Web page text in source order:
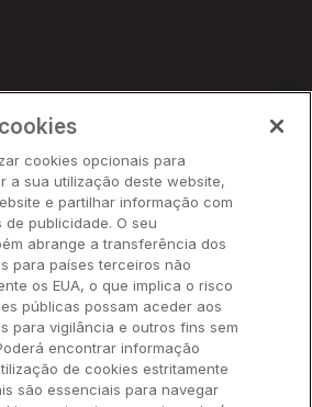
cookies opcionais para
a sua utilização deste website,
e partilhar informação com
publicidade. O seu
abrange a transferência dos
para países terceiros não
os EUA, o que implica o risco
públicas possam aceder aos
para vigilância e outros fins sem
encontrar informação
de cookies estritamente
são essenciais para navegar